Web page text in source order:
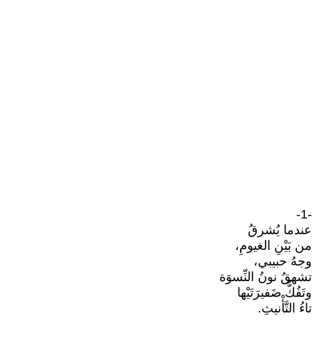
-1-
عندما يُشرقُ
من بَيْنِ الغيومِ،
وجهُ حبيبي،
تشهقُ نونُ النِّسوَة
وتَفُكُّ ضَفيرَتَيْها
تاءُ التَّأْنيثِ.